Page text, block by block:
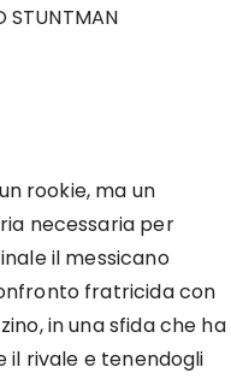
rookie, ma un
necessaria per
il messicano
fratricida con
in una sfida che ha
il rivale e tenendogli